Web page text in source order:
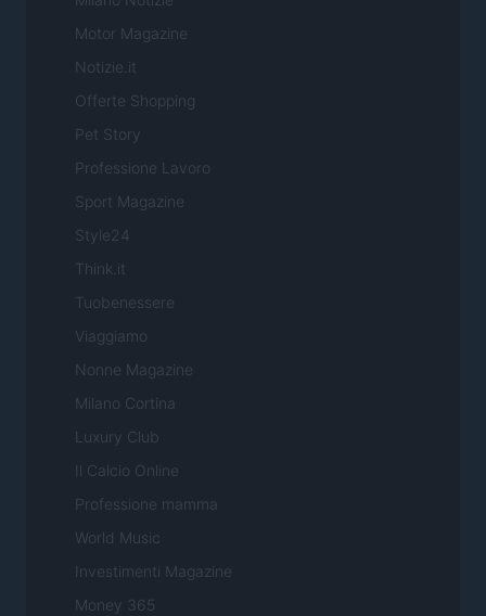
Motor Magazine
Notizie.it
Offerte Shopping
Pet Story
Professione Lavoro
Sport Magazine
Style24
Think.it
Tuobenessere
Viaggiamo
Nonne Magazine
Milano Cortina
Luxury Club
Il Calcio Online
Professione mamma
World Music
Investimenti Magazine
Money 365